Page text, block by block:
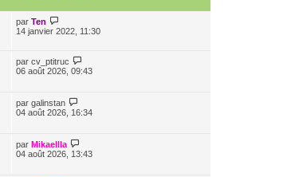
par Ten
14 janvier 2022, 11:30
par cv_ptitruc
06 août 2026, 09:43
par galinstan
04 août 2026, 16:34
par Mikaellla
04 août 2026, 13:43